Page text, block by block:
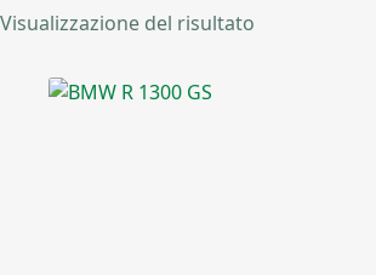
Visualizzazione del risultato